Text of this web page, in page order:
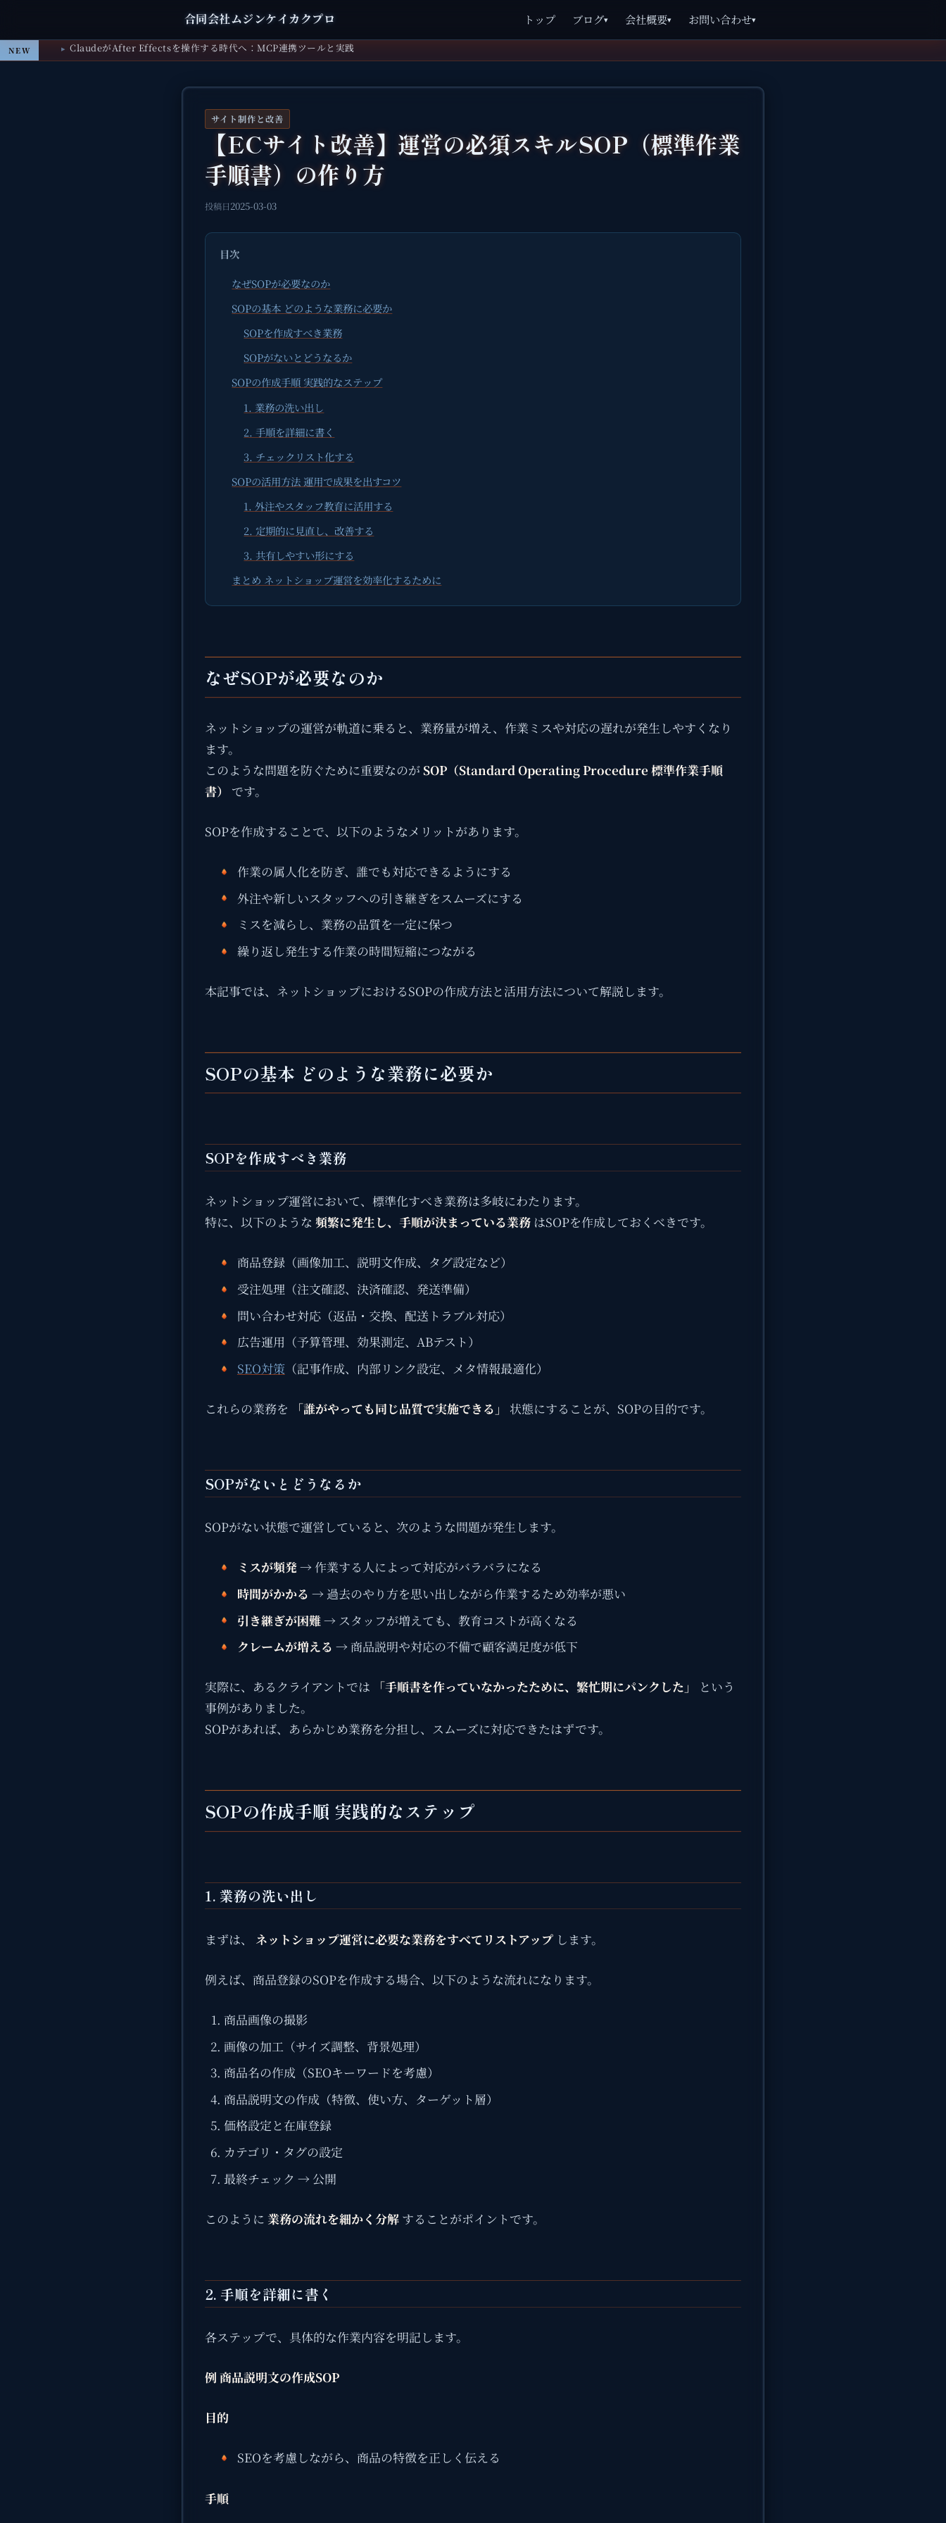
合同会社ムジンケイカクプロ トップ ブログ▾ 会社概要▾ お問い合わせ▾
NEW ClaudeがAfter Effectsを操作する時代へ：MCP連携ツールと実践
サイト制作と改善
【ECサイト改善】運営の必須スキルSOP（標準作業
手順書）の作り方
投稿日2025-03-03
目次
なぜSOPが必要なのか
SOPの基本 どのような業務に必要か
SOPを作成すべき業務
SOPがないとどうなるか
SOPの作成手順 実践的なステップ
1. 業務の洗い出し
2. 手順を詳細に書く
3. チェックリスト化する
SOPの活用方法 運用で成果を出すコツ
1. 外注やスタッフ教育に活用する
2. 定期的に見直し、改善する
3. 共有しやすい形にする
まとめ ネットショップ運営を効率化するために
なぜSOPが必要なのか
ネットショップの運営が軌道に乗ると、業務量が増え、作業ミスや対応の遅れが発生しやすくなり
ます。
このような問題を防ぐために重要なのが SOP（Standard Operating Procedure 標準作業手順
書）
です。
SOPを作成することで、以下のようなメリットがあります。
作業の属人化を防ぎ、誰でも対応できるようにする
外注や新しいスタッフへの引き継ぎをスムーズにする
ミスを減らし、業務の品質を一定に保つ
繰り返し発生する作業の時間短縮につながる
本記事では、ネットショップにおけるSOPの作成方法と活用方法について解説します。
SOPの基本 どのような業務に必要か
SOPを作成すべき業務
ネットショップ運営において、標準化すべき業務は多岐にわたります。
特に、以下のような 頻繁に発生し、手順が決まっている業務 はSOPを作成しておくべきです。
商品登録（画像加工、説明文作成、タグ設定など）
受注処理（注文確認、決済確認、発送準備）
問い合わせ対応（返品・交換、配送トラブル対応）
広告運用（予算管理、効果測定、ABテスト）
SEO対策 （記事作成、内部リンク設定、メタ情報最適化）
これらの業務を 「誰がやっても同じ品質で実施できる」 状態にすることが、SOPの目的です。
SOPがないとどうなるか
SOPがない状態で運営していると、次のような問題が発生します。
ミスが頻発→ 作業する人によって対応がバラバラになる
時間がかかる → 過去のやり方を思い出しながら作業するため効率が悪い
引き継ぎが困難→ スタッフが増えても、教育コストが高くなる
クレームが増える → 商品説明や対応の不備で顧客満足度が低下
実際に、あるクライアントでは 「手順書を作っていなかったために、繁忙期にパンクした」
という
事例がありました。
SOPがあれば、あらかじめ業務を分担し、スムーズに対応できたはずです。
SOPの作成手順 実践的なステップ
1. 業務の洗い出し
まずは、 ネットショップ運営に必要な業務をすべてリストアップ します。
例えば、商品登録のSOPを作成する場合、以下のような流れになります。
商品画像の撮影
画像の加工（サイズ調整、背景処理）
商品名の作成（SEOキーワードを考慮）
商品説明文の作成（特徴、使い方、ターゲット層）
価格設定と在庫登録
カテゴリ・タグの設定
最終チェック → 公開
このように 業務の流れを細かく分解 することがポイントです。
2. 手順を詳細に書く
各ステップで、具体的な作業内容を明記します。
例 商品説明文の作成SOP
目的
SEOを考慮しながら、商品の特徴を正しく伝える
手順